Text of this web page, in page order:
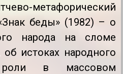
метафорический
беды» (1982) – о
народа на сломе
об истоках народного
роли в массовом